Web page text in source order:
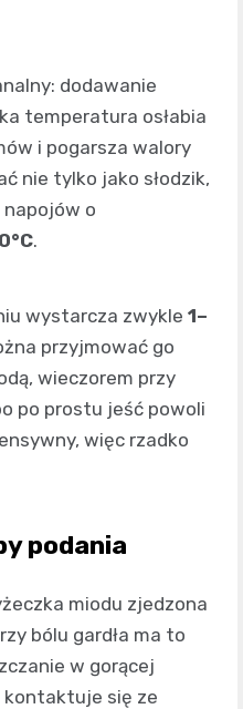
dodawanie
temperatura osłabia
i pogarsza walory
nie tylko jako słodzik,
o
.
wystarcza zwykle 1–
przyjmować go
wieczorem przy
po prostu jeść powoli
więc rzadko
podania
miodu zjedzona
bólu gardła ma to
w gorącej
kontaktuje się ze